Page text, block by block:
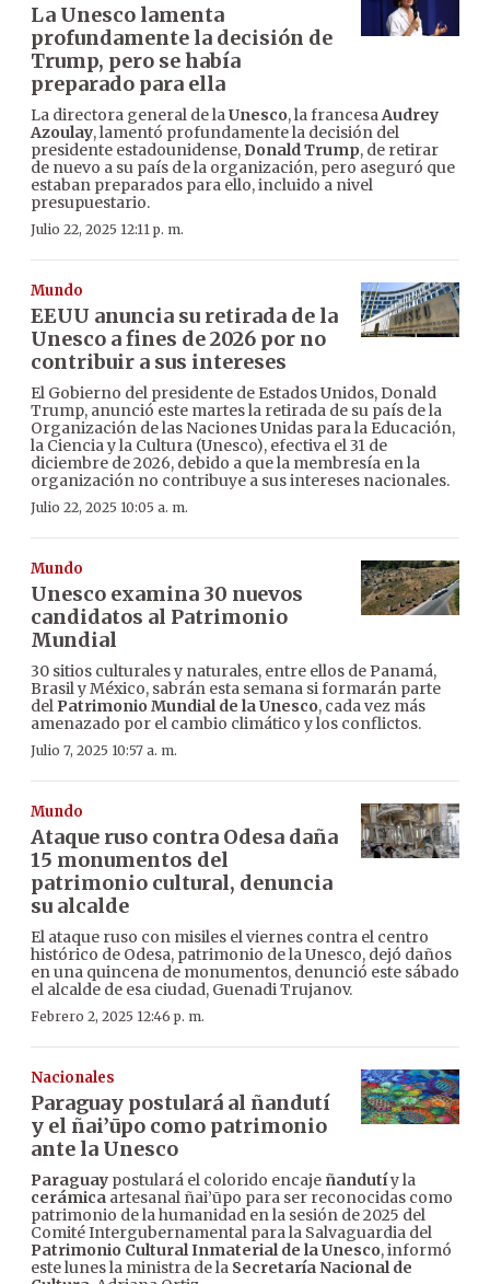
La Unesco lamenta
profundamente la decisión de
Trump, pero se había
preparado para ella
La directora general de laUnesco, la francesaAudrey
Azoulay, lamentó profundamente la decisión del
presidente estadounidense, Donald Trump, de retirar
de nuevo a su país de la organización, pero aseguró que
estaban preparados para ello, incluido a nivel
presupuestario.
Julio 22, 2025 12:11 p. m.
Mundo
EEUU anuncia su retirada de la
Unesco a fines de 2026 por no
contribuir a sus intereses
El Gobierno del presidente de Estados Unidos, Donald
Trump, anunció este martes la retirada de su país de la
Organización de las Naciones Unidas para la Educación,
la Ciencia y la Cultura (Unesco), efectiva el 31 de
diciembre de 2026, debido a que la membresía en la
organización no contribuye a sus intereses nacionales.
Julio 22, 2025 10:05 a. m.
Mundo
Unesco examina 30 nuevos
candidatos al Patrimonio
Mundial
30 sitios culturales y naturales, entre ellos de Panamá,
Brasil y México, sabrán esta semana si formarán parte
del Patrimonio Mundial de la Unesco, cada vez más
amenazado por el cambio climático y los conflictos.
Julio 7, 2025 10:57 a. m.
Mundo
Ataque ruso contra Odesa daña
15 monumentos del
patrimonio cultural, denuncia
su alcalde
El ataque ruso con misiles el viernes contra el centro
histórico de Odesa, patrimonio de la Unesco, dejó daños
en una quincena de monumentos, denunció este sábado
el alcalde de esa ciudad, Guenadi Trujanov.
Febrero 2, 2025 12:46 p. m.
Nacionales
Paraguay postulará al ñandutí
y el ñai’ūpo como patrimonio
ante la Unesco
Paraguay postulará el colorido encaje ñandutíy la
cerámica artesanal ñai’ūpo para ser reconocidas como
patrimonio de la humanidad en la sesión de 2025 del
Comité Intergubernamental para la Salvaguardia del
Patrimonio Cultural Inmaterial de la Unesco, informó
este lunes la ministra de la Secretaría Nacional de